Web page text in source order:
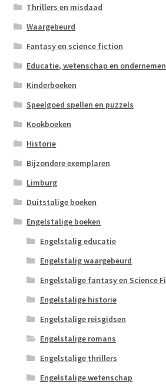
Thrillers en misdaad
Waargebeurd
Fantasy en science fiction
Educatie, wetenschap en ondernemen
Kinderboeken
Speelgoed spellen en puzzels
Kookboeken
Historie
Bijzondere exemplaren
Limburg
Duitstalige boeken
Engelstalige boeken
Engelstalig educatie
Engelstalig waargebeurd
Engelstalige fantasy en Science
Engelstalige historie
Engelstalige reisgidsen
Engelstalige romans
Engelstalige thrillers
Engelstalige wetenschap